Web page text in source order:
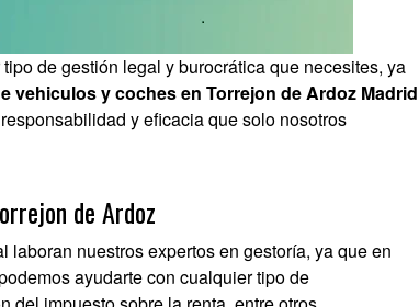
de gestión legal y burocrática que necesites, ya
vehiculos y coches en Torrejon de Ardoz Madrid
y eficacia que solo nosotros
de Ardoz
nuestros expertos en gestoría, ya que en
ayudarte con cualquier tipo de